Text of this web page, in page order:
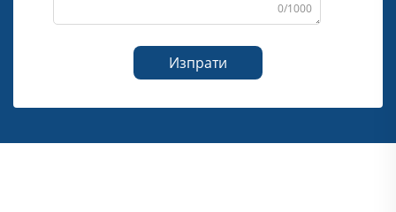
0/1000
Изпрати